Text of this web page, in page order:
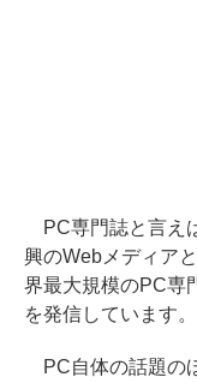
PC専門誌と言え
興のWebメディア
界最大規模のPC専
を発信しています。
PC自体の話題の